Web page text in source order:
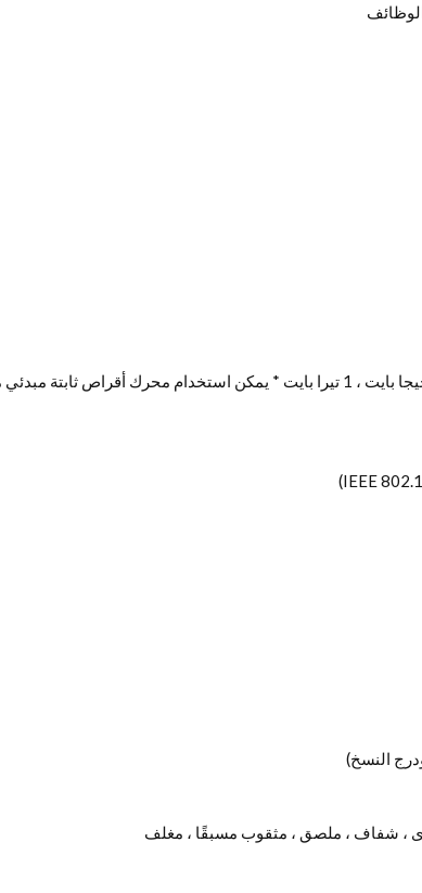
، شفاف ، ملصق ، مثقوب مسبقًا ، مغلف